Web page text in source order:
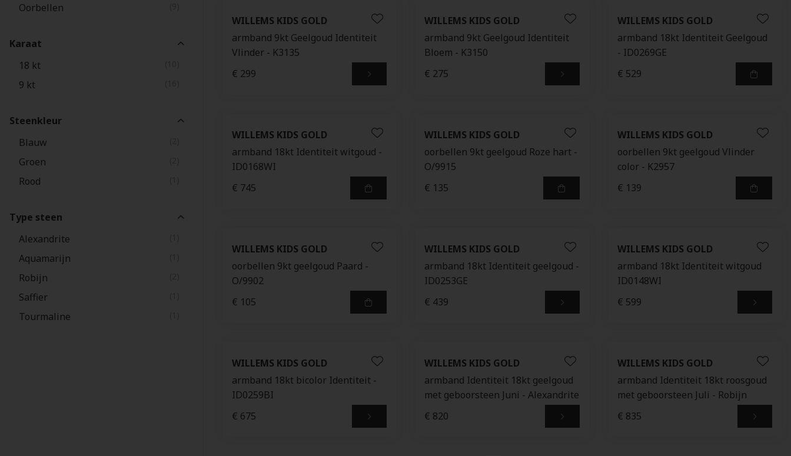
TitanFactory
Aucielle (42)
Jaibor
Montblanc
Oorbellen
Karaat
18 kt
9 kt
Steenkleur
Blauw
Groen
Rood
Type steen
Alexandrite
Aquamarijn
Robijn
Saffier
Tourmaline
WILLEMS KIDS GOLD
armband 9kt Geelgoud Identiteit
Vlinder - K3135
€ 299
WILLEMS KIDS GOLD
armband 9kt Geelgoud Identiteit
Bloem - K3150
€ 275
WILLEMS KIDS GOLD
armband 18kt Identiteit Geelgoud
- ID0269GE
€ 529
WILLEMS KIDS GOLD
armband 18kt Identiteit witgoud -
ID0168WI
€ 745
WILLEMS KIDS GOLD
oorbellen 9kt geelgoud Roze hart -
O/9915
€ 135
WILLEMS KIDS GOLD
oorbellen 9kt geelgoud Vlinder
color - K2957
€ 139
WILLEMS KIDS GOLD
oorbellen 9kt geelgoud Paard -
O/9902
€ 105
WILLEMS KIDS GOLD
armband 18kt Identiteit geelgoud -
ID0253GE
€ 439
WILLEMS KIDS GOLD
armband 18kt Identiteit witgoud
ID0148WI
€ 599
WILLEMS KIDS GOLD
armband 18kt bicolor Identiteit -
ID0259BI
€ 675
WILLEMS KIDS GOLD
armband Identiteit 18kt geelgoud
met geboorsteen Juni - Alexandrite
€ 820
WILLEMS KIDS GOLD
armband Identiteit 18kt roosgoud
met geboorsteen Juli - Robijn
€ 835